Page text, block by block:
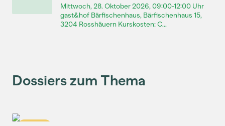
Mittwoch, 28. Oktober 2026, 09:00-12:00 Uhr
gast&hof Bärfischenhaus, Bärfischenhaus 15,
3204 Rosshäuern Kurskosten: C...
Dossiers zum Thema